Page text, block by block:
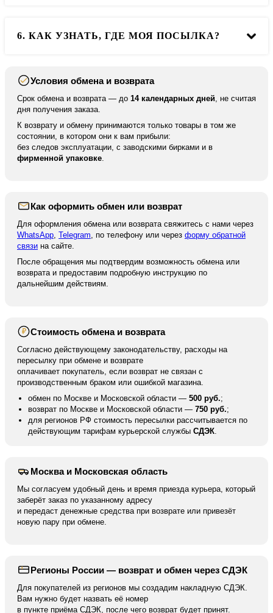
Мы доставляем во все города РФ и в ближайшие
6. КАК УЗНАТЬ, ГДЕ МОЯ ПОСЫЛКА?
После отправки мы высылаем вам номер для
отслеживания вашей посылки. По нему вы можете
отследить ваше отправление на сайте курьерской
службы.
Условия обмена и возврата
Срок обмена и возврата — до 14 календарных дней, не считая
дня получения заказа.
К возврату и обмену принимаются только товары в том же
состоянии, в котором они к вам прибыли:
без следов эксплуатации, с заводскими бирками и в
фирменной упаковке.
Как оформить обмен или возврат
Для оформления обмена или возврата свяжитесь с нами через
WhatsApp, Telegram, по телефону или через форму обратной
связи на сайте.
После обращения мы подтвердим возможность обмена или
возврата и предоставим подробную инструкцию по
дальнейшим действиям.
₽ Стоимость обмена и возврата
Согласно действующему законодательству, расходы на
пересылку при обмене и возврате
оплачивает покупатель, если возврат не связан с
производственным браком или ошибкой магазина.
обмен по Москве и Московской области — 500 руб.;
возврат по Москве и Московской области — 750 руб.;
для регионов РФ стоимость пересылки рассчитывается по
действующим тарифам курьерской службы СДЭК.
Москва и Московская область
Мы согласуем удобный день и время приезда курьера, который
заберёт заказ по указанному адресу
и передаст денежные средства при возврате или привезёт
новую пару при обмене.
Регионы России — возврат и обмен через СДЭК
Для покупателей из регионов мы создадим накладную СДЭК.
Вам нужно будет назвать её номер
в пункте приёма СДЭК, после чего возврат будет принят.